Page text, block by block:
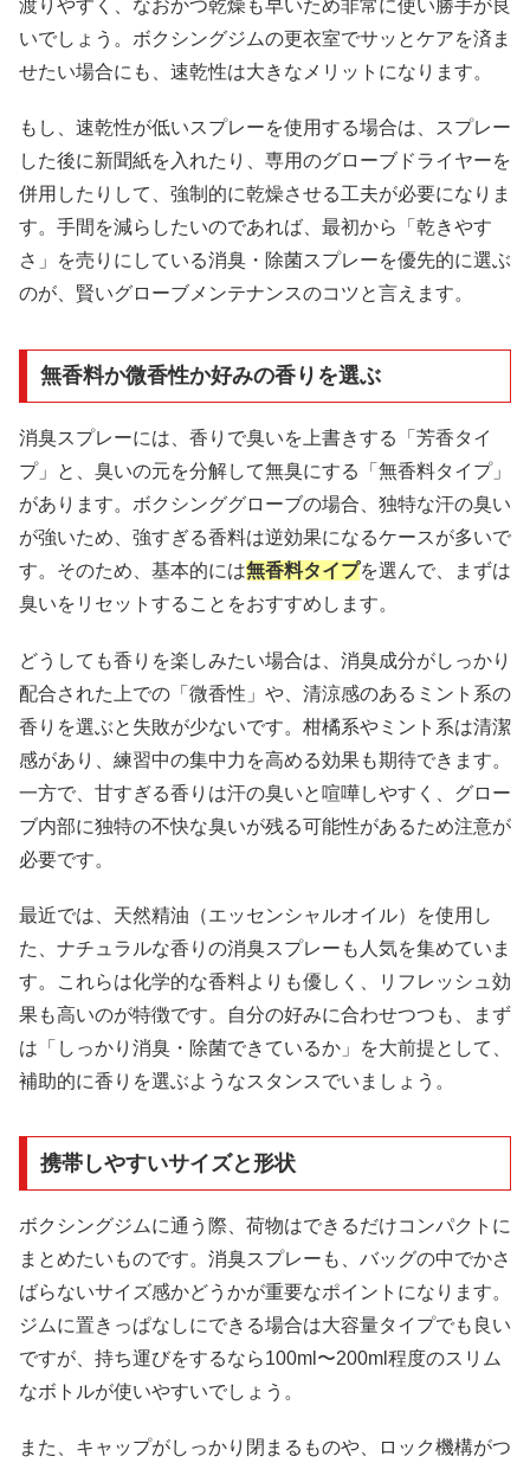
渡りやすく、なおかつ乾燥も早いため非常に使い勝手が良
いでしょう。ボクシングジムの更衣室でサッとケアを済ま
せたい場合にも、速乾性は大きなメリットになります。
もし、速乾性が低いスプレーを使用する場合は、スプレー
した後に新聞紙を入れたり、専用のグローブドライヤーを
併用したりして、強制的に乾燥させる工夫が必要になりま
す。手間を減らしたいのであれば、最初から「乾きやす
さ」を売りにしている消臭・除菌スプレーを優先的に選ぶ
のが、賢いグローブメンテナンスのコツと言えます。
無香料か微香性か好みの香りを選ぶ
消臭スプレーには、香りで臭いを上書きする「芳香タイ
プ」と、臭いの元を分解して無臭にする「無香料タイプ」
があります。ボクシンググローブの場合、独特な汗の臭い
が強いため、強すぎる香料は逆効果になるケースが多いで
す。そのため、基本的には無香料タイプを選んで、まずは
臭いをリセットすることをおすすめします。
どうしても香りを楽しみたい場合は、消臭成分がしっかり
配合された上での「微香性」や、清涼感のあるミント系の
香りを選ぶと失敗が少ないです。柑橘系やミント系は清潔
感があり、練習中の集中力を高める効果も期待できます。
一方で、甘すぎる香りは汗の臭いと喧嘩しやすく、グロー
ブ内部に独特の不快な臭いが残る可能性があるため注意が
必要です。
最近では、天然精油（エッセンシャルオイル）を使用し
た、ナチュラルな香りの消臭スプレーも人気を集めていま
す。これらは化学的な香料よりも優しく、リフレッシュ効
果も高いのが特徴です。自分の好みに合わせつつも、まず
は「しっかり消臭・除菌できているか」を大前提として、
補助的に香りを選ぶようなスタンスでいましょう。
携帯しやすいサイズと形状
ボクシングジムに通う際、荷物はできるだけコンパクトに
まとめたいものです。消臭スプレーも、バッグの中でかさ
ばらないサイズ感かどうかが重要なポイントになります。
ジムに置きっぱなしにできる場合は大容量タイプでも良い
ですが、持ち運びをするなら100ml〜200ml程度のスリム
なボトルが使いやすいでしょう。
また、キャップがしっかり閉まるものや、ロック機構がつ